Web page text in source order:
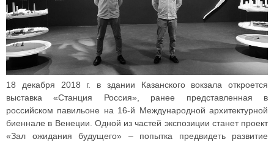
18 декабря 2018 г. в здании Казанского вокзала откроется
выставка «Станция Россия», ранее представленная в
российском павильоне на 16-й Международной архитектурной
биеннале в Венеции. Одной из частей экспозиции станет проект
«Зал ожидания будущего» – попытка предвидеть развитие